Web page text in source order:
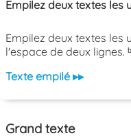
Empilez deux textes les
Empilez deux textes les
l'espace de deux lignes.
Texte empilé ▸▸
Grand texte